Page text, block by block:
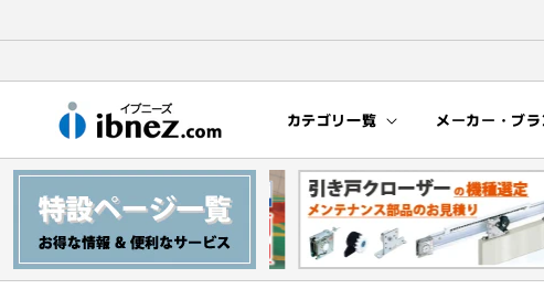
進む
カテゴリ一覧 メーカー・ブ